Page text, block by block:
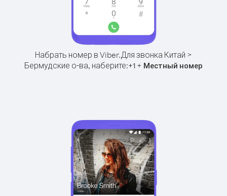
Набрать номер в Viber.Для звонка Китай >
Бермудские о-ва, наберите:+1 + Местный номер